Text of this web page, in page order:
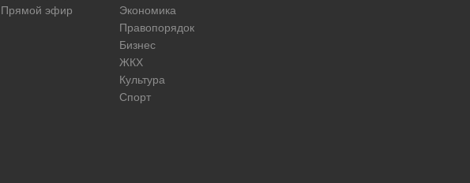
Прямой эфир
Экономика
Правопорядок
Бизнес
ЖКХ
Культура
Спорт